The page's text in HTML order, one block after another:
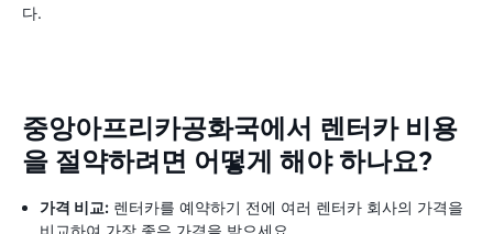
다.
중앙아프리카공화국에서 렌터카 비용
을 절약하려면 어떻게 해야 하나요?
가격 비교: 렌터카를 예약하기 전에 여러 렌터카 회사의 가격을
비교하여 가장 좋은 가격을 받으세요.